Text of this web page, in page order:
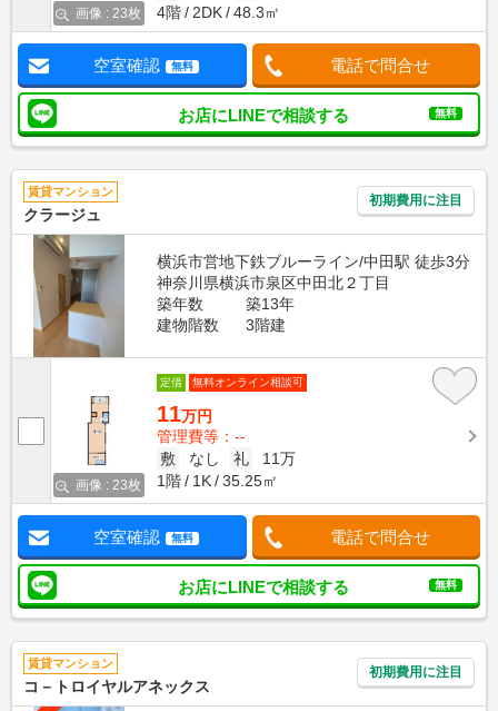
画像 : 23枚
4階
2DK 48.3㎡
空室確認 無料 電話で問合せ
お店にLINEで相談する 無料
賃貸マンション
クラージュ
初期費用に注目
横浜市営地下鉄ブルーライン/中田駅 徒歩3分
神奈川県横浜市泉区中田北２丁目
築年数
築13年
建物階数
3階建
画像 : 23枚
定借 無料オンライン相談可
11万円
管理費等：--
敷
なし 礼
11万
1階
1K 35.25㎡
空室確認 無料 電話で問合せ
お店にLINEで相談する 無料
賃貸マンション
コ－トロイヤルアネックス
初期費用に注目